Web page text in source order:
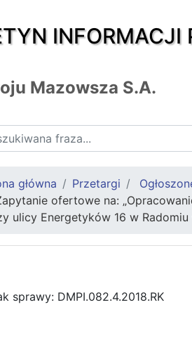
INFORMACJI
Mazowsza S.A.
główna Przetargi
ofertowe na:
ulicy Energetyków 16 w
sprawy: DMPI.082.4.2018.RK